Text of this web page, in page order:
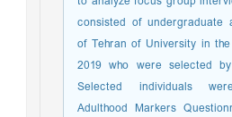
consisted of
of Tehran of University in
2019 who were selected
Selected individuals
Adulthood Markers